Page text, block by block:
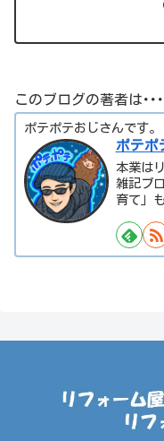
このブログの著者は･･･
ポテポテおじさんです。
ポテポ
本業は
雑記ブ
育て」